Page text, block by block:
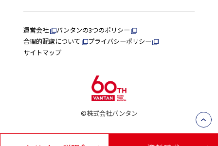
運営会社
バンタンの3つのポリシー
合理的配慮について
プライバシーポリシー
サイトマップ
©株式会社バンタン